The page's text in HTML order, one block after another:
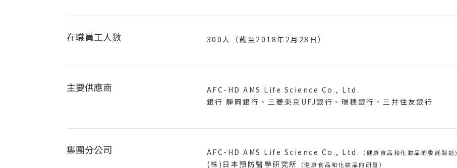
在職員工人數 300人（截至2018年2月28日）
主要供應商
AFC-HD AMS Life Science Co., Ltd.
銀行 靜岡銀行、三菱東京UFJ銀行、瑞穗銀行、三井住友銀行
集團分公司 AFC-HD AMS Life Science Co., Ltd. （健康食品和化妝品的委託製造)
(株)日本預防醫學研究所 （健康食品和化妝品的研發）